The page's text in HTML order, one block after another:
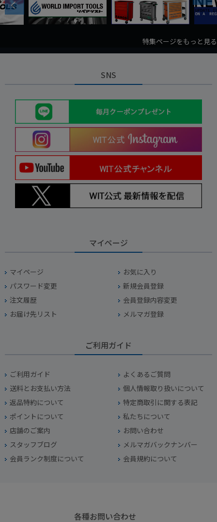
Previous
特集ページをもっと見る
SNS
マイページ
マイページ
お気に入り
パスワード変更
新規会員登録
注文履歴
会員登録内容変更
お届け先リスト
メルマガ登録
ご利用ガイド
ご利用ガイド
よくあるご質問
送料とお支払い方法
個人情報取り扱いについて
返品特約について
特定商取引に関する表記
ポイントについて
私たちについて
店舗のご案内
お問い合わせ
スタッフブログ
メルマガバックナンバー
会員ランク制度について
会員規約について
各種お問い合わせ